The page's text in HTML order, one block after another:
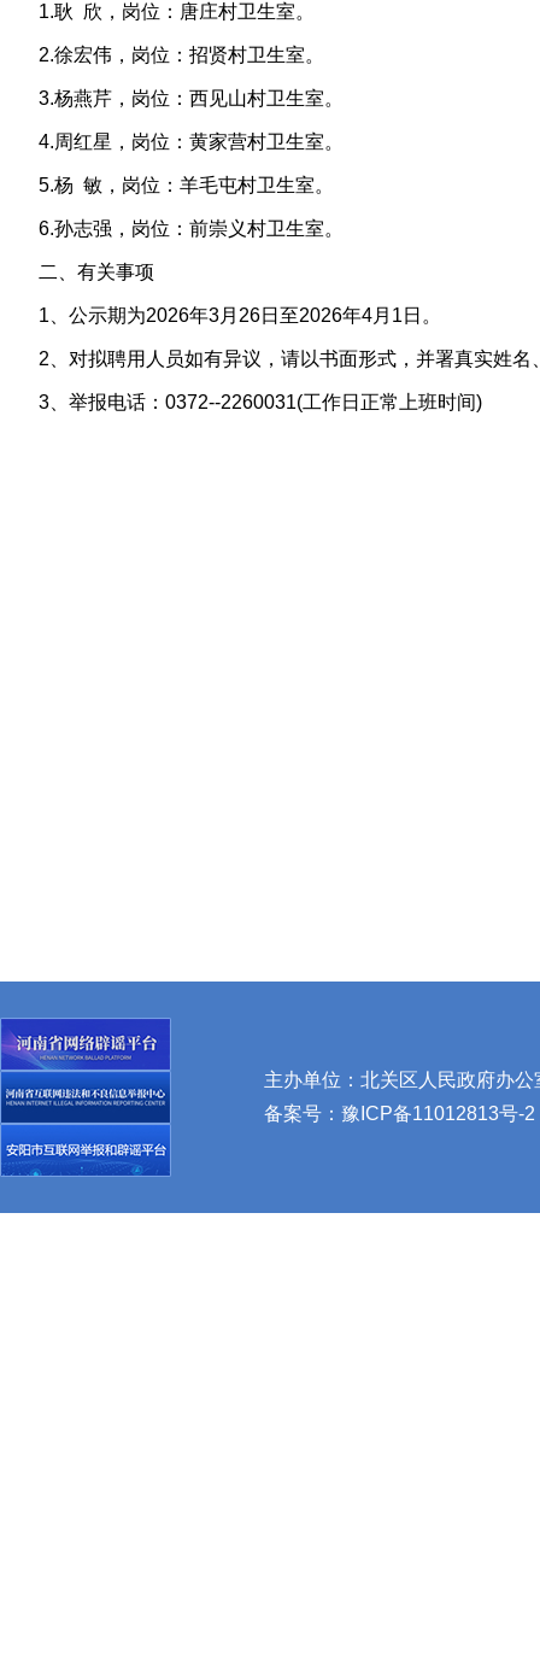
1.耿 欣，岗位：唐庄村卫生室。
2.徐宏伟，岗位：招贤村卫生室。
3.杨燕芹，岗位：西见山村卫生室。
4.周红星，岗位：黄家营村卫生室。
5.杨 敏，岗位：羊毛屯村卫生室。
6.孙志强，岗位：前崇义村卫生室。
二、有关事项
1、公示期为2026年3月26日至2026年4月1日。
2、对拟聘用人员如有异议，请以书面形式，并署真实姓
3、举报电话：0372--2260031(工作日正常上班时间)
主办单位：北关区人民政府办
备案号： 豫ICP备11012813号-2